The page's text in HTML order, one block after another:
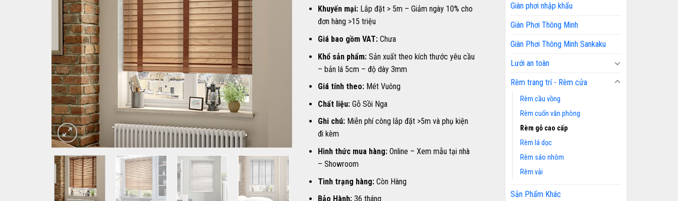
Giàn phơi nhập khẩu
Giàn Phơi Thông Minh
Giàn Phơi Thông Minh Sankaku
Lưới an toàn
Rèm trang trí - Rèm cửa
Rèm cầu vồng
Rèm cuốn văn phòng
Rèm gỗ cao cấp
Rèm lá dọc
Rèm sáo nhôm
Rèm vải
Sản Phẩm Khác
Khuyến mại: Lắp đặt > 5m – Giảm ngày 10% cho
đơn hàng >15 triệu
Giá bao gồm VAT: Chưa
Khổ sản phẩm: Sản xuất theo kích thước yêu cầu
– bản lá 5cm – độ dày 3mm
Giá tính theo: Mét Vuông
Chất liệu: Gỗ Sồi Nga
Ghi chú: Miễn phí công lắp đặt >5m và phụ kiện
đi kèm
Hình thức mua hàng: Online – Xem mẫu tại nhà
– Showroom
Tình trạng hàng: Còn Hàng
Bảo Hành: 36 tháng